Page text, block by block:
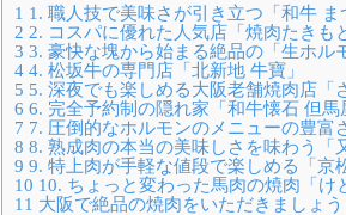
1 1. 職人技で美味さが引き立つ「和牛 ま
2 2. コスパに優れた人気店「焼肉たきも
3 3. 豪快な塊から始まる絶品の「生ホル
4 4. 松坂牛の専門店「北新地 牛寶」
5 5. 深夜でも楽しめる大阪老舗焼肉店「
6 6. 完全予約制の隠れ家「和牛懐石 但馬
7 7. 圧倒的なホルモンのメニューの豊富
8 8. 熟成肉の本当の美味しさを味わう「
9 9. 特上肉が手軽な値段で楽しめる「京
10 10. ちょっと変わった馬肉の焼肉「け
11 大阪で絶品の焼肉をいただきましょう